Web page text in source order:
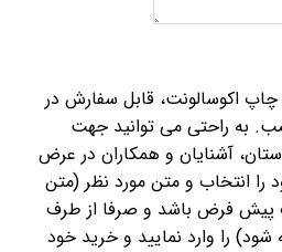
اکوسالونت، قابل سفارش در
به راحتی می توانید جهت
آشنایان و همکاران در عرض
را انتخاب و متن مورد نظر (متن
پیش فرض باشد و صرفا از طرف
را وارد نمایید و خرید خود